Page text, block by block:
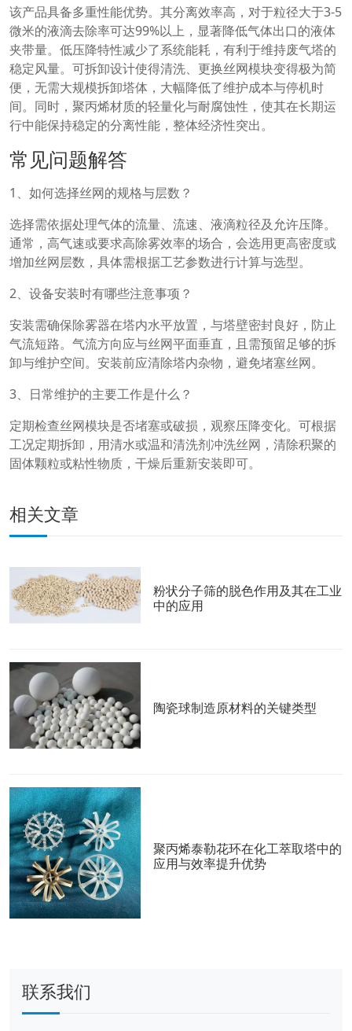
该产品具备多重性能优势。其分离效率高，对于粒径大于3-5
微米的液滴去除率可达99%以上，显著降低气体出口的液体
夹带量。低压降特性减少了系统能耗，有利于维持废气塔的
稳定风量。可拆卸设计使得清洗、更换丝网模块变得极为简
便，无需大规模拆卸塔体，大幅降低了维护成本与停机时
间。同时，聚丙烯材质的轻量化与耐腐蚀性，使其在长期运
行中能保持稳定的分离性能，整体经济性突出。
常见问题解答
1、如何选择丝网的规格与层数？
选择需依据处理气体的流量、流速、液滴粒径及允许压降。
通常，高气速或要求高除雾效率的场合，会选用更高密度或
增加丝网层数，具体需根据工艺参数进行计算与选型。
2、设备安装时有哪些注意事项？
安装需确保除雾器在塔内水平放置，与塔壁密封良好，防止
气流短路。气流方向应与丝网平面垂直，且需预留足够的拆
卸与维护空间。安装前应清除塔内杂物，避免堵塞丝网。
3、日常维护的主要工作是什么？
定期检查丝网模块是否堵塞或破损，观察压降变化。可根据
工况定期拆卸，用清水或温和清洗剂冲洗丝网，清除积聚的
固体颗粒或粘性物质，干燥后重新安装即可。
相关文章
粉状分子筛的脱色作用及其在工业
中的应用
陶瓷球制造原材料的关键类型
聚丙烯泰勒花环在化工萃取塔中的
应用与效率提升优势
联系我们